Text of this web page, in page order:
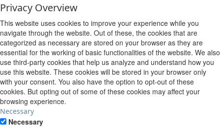
Privacy Overview
This website uses cookies to improve your experience while you
navigate through the website. Out of these, the cookies that are
categorized as necessary are stored on your browser as they are
essential for the working of basic functionalities of the website. We also
use third-party cookies that help us analyze and understand how you
use this website. These cookies will be stored in your browser only
with your consent. You also have the option to opt-out of these
cookies. But opting out of some of these cookies may affect your
browsing experience.
Necessary
Necessary